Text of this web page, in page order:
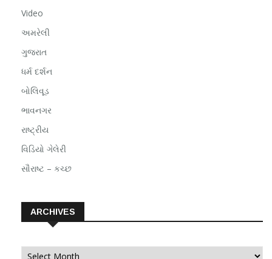
Video
અમરેલી
ગુજરાત
ધર્મ દર્શન
બોલિવૂડ
ભાવનગર
રાષ્ટ્રીય
વિડિયો ગેલેરી
સૌરાષ્ટ – કચ્છ
ARCHIVES
Archives